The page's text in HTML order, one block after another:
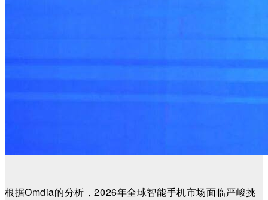
根据Omdia的分析，2026年全球智能手机市场面临严峻挑